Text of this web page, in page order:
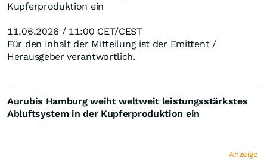
Kupferproduktion ein
11.06.2026 / 11:00 CET/CEST
Für den Inhalt der Mitteilung ist der Emittent /
Herausgeber verantwortlich.
Aurubis Hamburg weiht weltweit leistungsstärkstes
Abluftsystem in der Kupferproduktion ein
Anzeige